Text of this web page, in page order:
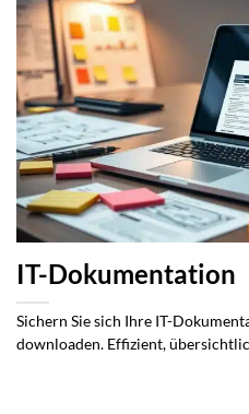
IT-Dokumentation
Sichern Sie sich Ihre IT-
downloaden. Effizient,